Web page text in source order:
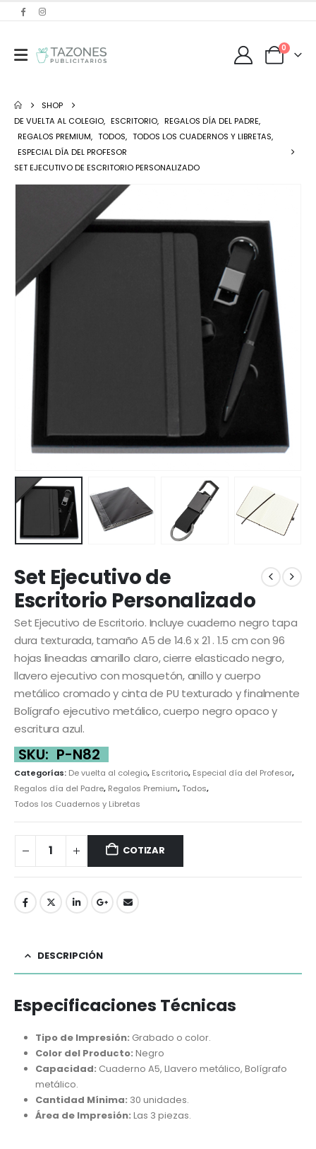
0
SHOP
DE VUELTA AL COLEGIO, ESCRITORIO, REGALOS DÍA DEL PADRE,
REGALOS PREMIUM, TODOS, TODOS LOS CUADERNOS Y LIBRETAS,
ESPECIAL DÍA DEL PROFESOR
SET EJECUTIVO DE ESCRITORIO PERSONALIZADO
Set Ejecutivo de
Escritorio Personalizado
Set Ejecutivo de Escritorio. Incluye cuaderno negro tapa
dura texturada, tamaño A5 de 14.6 x 21 . 1.5 cm con 96
hojas lineadas amarillo claro, cierre elasticado negro,
llavero ejecutivo con mosquetón, anillo y cuerpo
metálico cromado y cinta de PU texturado y finalmente
Bolígrafo ejecutivo metálico, cuerpo negro opaco y
escritura azul.
SKU: P-N82
Categorías: De vuelta al colegio, Escritorio, Especial día del Profesor,
Regalos día del Padre, Regalos Premium,Todos,
Todos los Cuadernos y Libretas
COTIZAR
DESCRIPCIÓN
Especificaciones Técnicas
Tipo de Impresión: Grabado o color.
Color del Producto: Negro
Capacidad: Cuaderno A5, Llavero metálico, Bolígrafo
metálico.
Cantidad Mínima: 30 unidades.
Área de Impresión: Las 3 piezas.